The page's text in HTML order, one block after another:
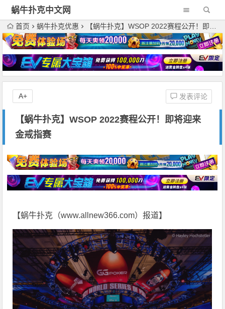
蜗牛扑克中文网
首页 蜗牛扑克优惠 【蜗牛扑克】WSOP 2022赛程公开！即将迎来金戒指赛
【蜗牛扑克】WSOP 2022赛程公开！即将迎来
金戒指赛
发表评论
A+
【蜗牛扑克（www.allnew366.com）报道】